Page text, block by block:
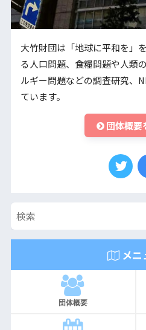
大竹財団は「地球に平和を」
る人口問題、食糧問題や人類
ルギー問題などの調査研究、
ています。
団体概要
メニ
団体概要